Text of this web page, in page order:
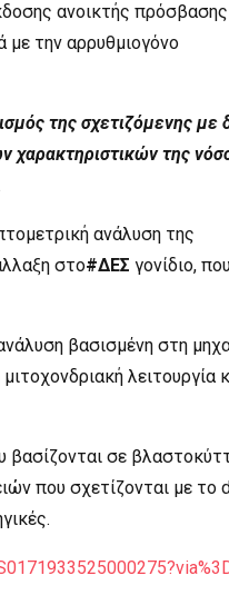
ανοικτής
με την αρρυθμιογόνο
της σχετιζόμενης με
χαρακτηριστικών της
ανάλυση της
στο#ΔΕΣ γονίδιο, που
βασισμένη στη
λειτουργία
βασίζονται σε
που σχετίζονται με το